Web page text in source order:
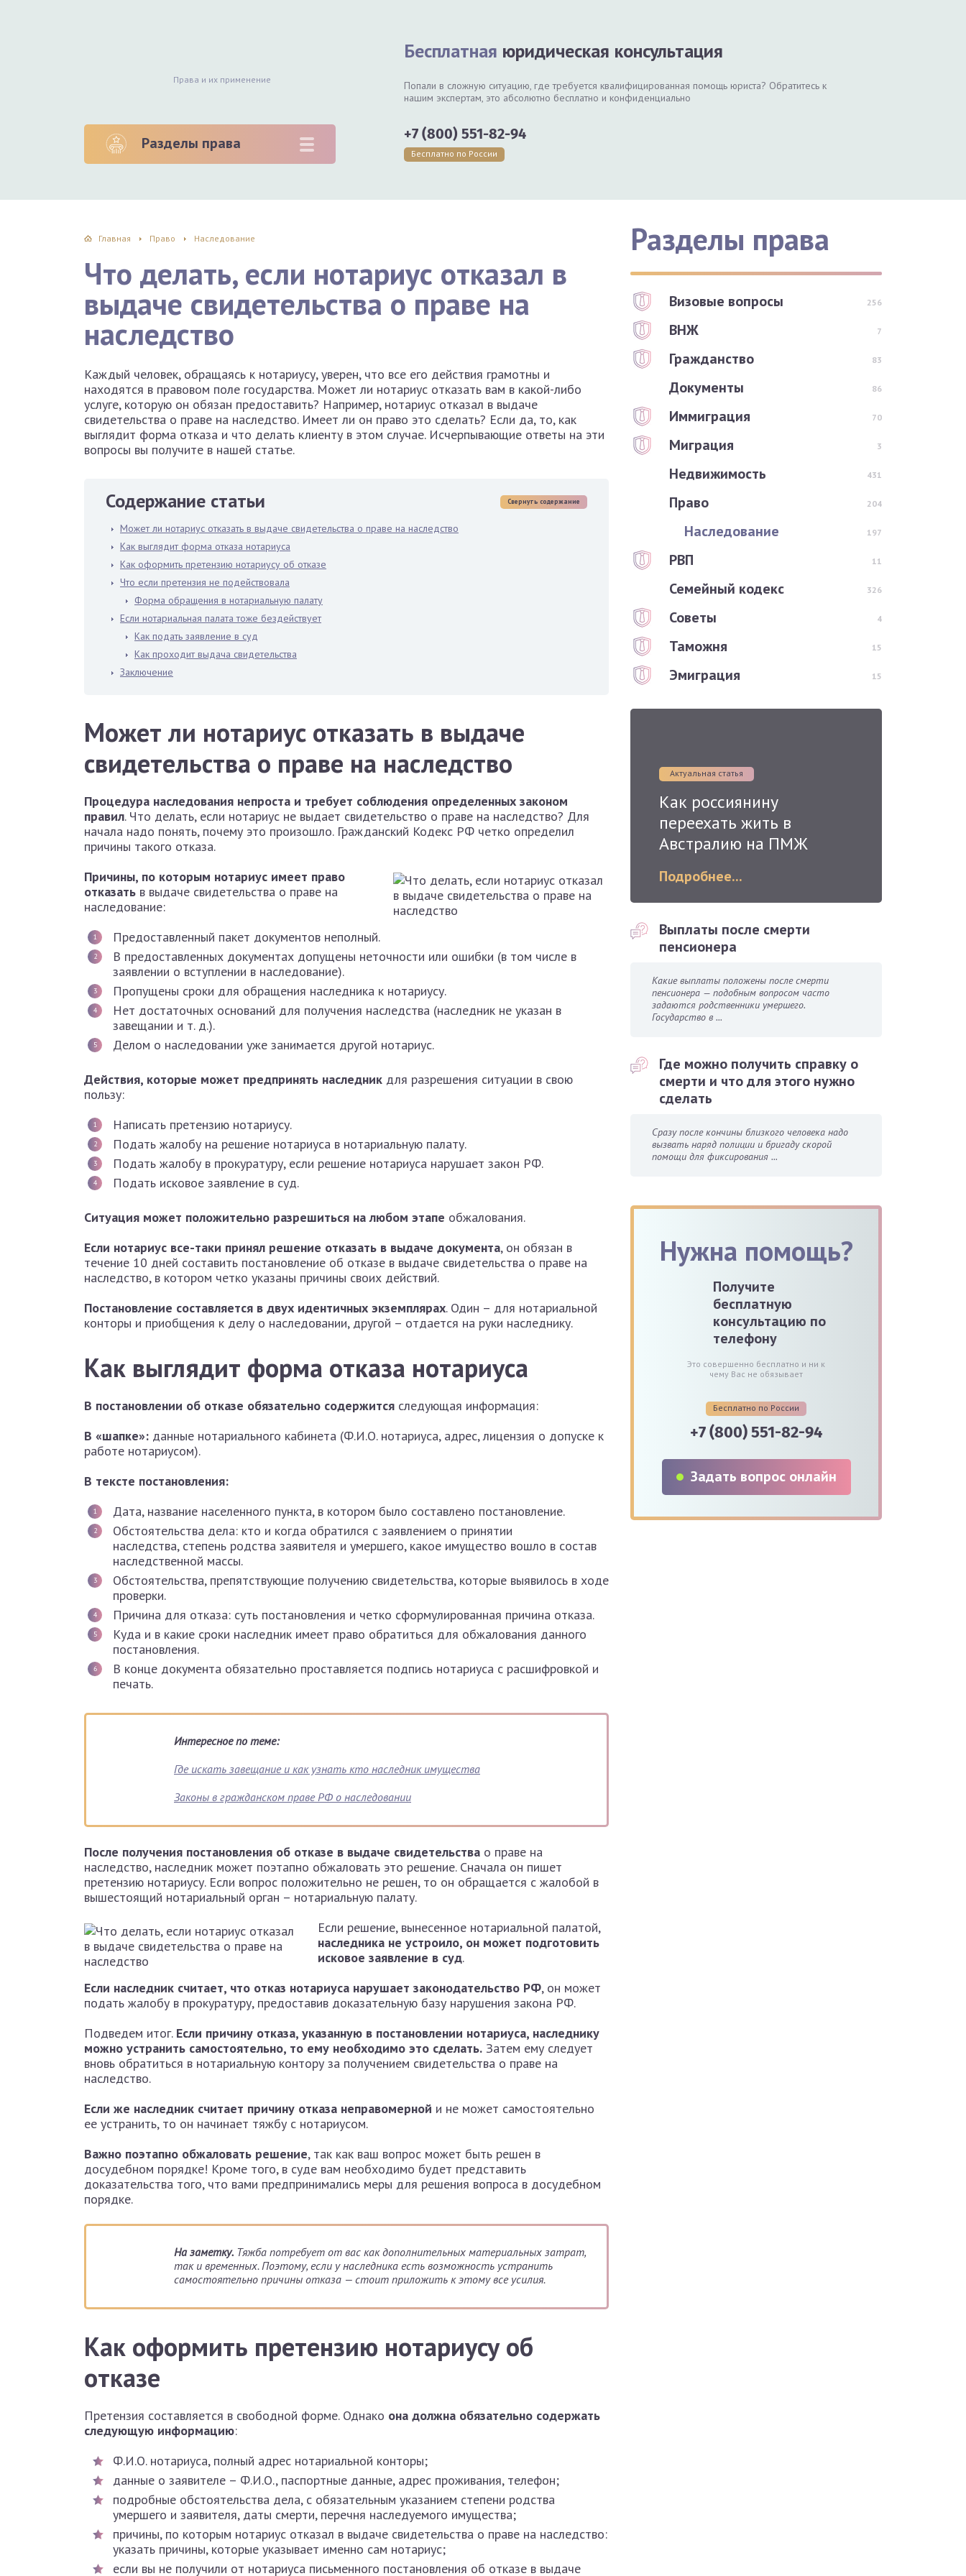
Права и их применение
Разделы права
Бесплатная юридическая консультация
Попали в сложную ситуацию, где требуется квалифицированная помощь юриста? Обратитесь к
нашим экспертам, это абсолютно бесплатно и конфиденциально
+7 (800) 551-82-94
Бесплатно по России
Главная Право Наследование
Что делать, если нотариус отказал в
выдаче свидетельства о праве на
наследство
Каждый человек, обращаясь к нотариусу, уверен, что все его действия грамотны и
находятся в правовом поле государства. Может ли нотариус отказать вам в какой-либо
услуге, которую он обязан предоставить? Например, нотариус отказал в выдаче
свидетельства о праве на наследство. Имеет ли он право это сделать? Если да, то, как
выглядит форма отказа и что делать клиенту в этом случае. Исчерпывающие ответы на эти
вопросы вы получите в нашей статье.
Содержание статьи Свернуть содержание
Может ли нотариус отказать в выдаче свидетельства о праве на наследство
Как выглядит форма отказа нотариуса
Как оформить претензию нотариусу об отказе
Что если претензия не подействовала
Форма обращения в нотариальную палату
Если нотариальная палата тоже бездействует
Как подать заявление в суд
Как проходит выдача свидетельства
Заключение
Может ли нотариус отказать в выдаче
свидетельства о праве на наследство
Процедура наследования непроста и требует соблюдения определенных законом
правил. Что делать, если нотариус не выдает свидетельство о праве на наследство? Для
начала надо понять, почему это произошло. Гражданский Кодекс РФ четко определил
причины такого отказа.
Причины, по которым нотариус имеет право
отказать в выдаче свидетельства о праве на
наследование:
Предоставленный пакет документов неполный.
В предоставленных документах допущены неточности или ошибки (в том числе в
заявлении о вступлении в наследование).
Пропущены сроки для обращения наследника к нотариусу.
Нет достаточных оснований для получения наследства (наследник не указан в
завещании и т. д.).
Делом о наследовании уже занимается другой нотариус.
Действия, которые может предпринять наследник для разрешения ситуации в свою
пользу:
Написать претензию нотариусу.
Подать жалобу на решение нотариуса в нотариальную палату.
Подать жалобу в прокуратуру, если решение нотариуса нарушает закон РФ.
Подать исковое заявление в суд.
Ситуация может положительно разрешиться на любом этапе обжалования.
Если нотариус все-таки принял решение отказать в выдаче документа, он обязан в
течение 10 дней составить постановление об отказе в выдаче свидетельства о праве на
наследство, в котором четко указаны причины своих действий.
Постановление составляется в двух идентичных экземплярах. Один – для нотариальной
конторы и приобщения к делу о наследовании, другой – отдается на руки наследнику.
Как выглядит форма отказа нотариуса
В постановлении об отказе обязательно содержится следующая информация:
В «шапке»: данные нотариального кабинета (Ф.И.О. нотариуса, адрес, лицензия о допуске к
работе нотариусом).
В тексте постановления:
Дата, название населенного пункта, в котором было составлено постановление.
Обстоятельства дела: кто и когда обратился с заявлением о принятии
наследства, степень родства заявителя и умершего, какое имущество вошло в состав
наследственной массы.
Обстоятельства, препятствующие получению свидетельства, которые выявилось в ходе
проверки.
Причина для отказа: суть постановления и четко сформулированная причина отказа.
Куда и в какие сроки наследник имеет право обратиться для обжалования данного
постановления.
В конце документа обязательно проставляется подпись нотариуса с расшифровкой и
печать.
Интересное по теме:
Где искать завещание и как узнать кто наследник имущества
Законы в гражданском праве РФ о наследовании
После получения постановления об отказе в выдаче свидетельства о праве на
наследство, наследник может поэтапно обжаловать это решение. Сначала он пишет
претензию нотариусу. Если вопрос положительно не решен, то он обращается с жалобой в
вышестоящий нотариальный орган – нотариальную палату.
Если решение, вынесенное нотариальной палатой,
наследника не устроило, он может подготовить
исковое заявление в суд.
Если наследник считает, что отказ нотариуса нарушает законодательство РФ, он может
подать жалобу в прокуратуру, предоставив доказательную базу нарушения закона РФ.
Подведем итог. Если причину отказа, указанную в постановлении нотариуса, наследнику
можно устранить самостоятельно, то ему необходимо это сделать. Затем ему следует
вновь обратиться в нотариальную контору за получением свидетельства о праве на
наследство.
Если же наследник считает причину отказа неправомерной и не может самостоятельно
ее устранить, то он начинает тяжбу с нотариусом.
Важно поэтапно обжаловать решение, так как ваш вопрос может быть решен в
досудебном порядке! Кроме того, в суде вам необходимо будет представить
доказательства того, что вами предпринимались меры для решения вопроса в досудебном
порядке.
На заметку. Тяжба потребует от вас как дополнительных материальных затрат,
так и временных. Поэтому, если у наследника есть возможность устранить
самостоятельно причины отказа — стоит приложить к этому все усилия.
Как оформить претензию нотариусу об
отказе
Претензия составляется в свободной форме. Однако она должна обязательно содержать
следующую информацию:
Ф.И.О. нотариуса, полный адрес нотариальной конторы;
данные о заявителе – Ф.И.О., паспортные данные, адрес проживания, телефон;
подробные обстоятельства дела, с обязательным указанием степени родства
умершего и заявителя, даты смерти, перечня наследуемого имущества;
причины, по которым нотариус отказал в выдаче свидетельства о праве на наследство:
указать причины, которые указывает именно сам нотариус;
если вы не получили от нотариуса письменного постановления об отказе в выдаче
Разделы права
Визовые вопросы 256
ВНЖ 7
Гражданство 83
Документы 86
Иммиграция 70
Миграция 3
Недвижимость 431
Право 204
Наследование 197
РВП 11
Семейный кодекс 326
Советы 4
Таможня 15
Эмиграция 15
Актуальная статья
Как россиянину
переехать жить в
Австралию на ПМЖ
Подробнее...
Выплаты после смерти
пенсионера
Какие выплаты положены после смерти
пенсионера — подобным вопросом часто
задаются родственники умершего.
Государство в ...
Где можно получить справку о
смерти и что для этого нужно
сделать
Сразу после кончины близкого человека надо
вызвать наряд полиции и бригаду скорой
помощи для фиксирования ...
Нужна помощь?
Получите
бесплатную
консультацию по
телефону
Это совершенно бесплатно и ни к
чему Вас не обязывает
Бесплатно по России
+7 (800) 551-82-94
Задать вопрос онлайн